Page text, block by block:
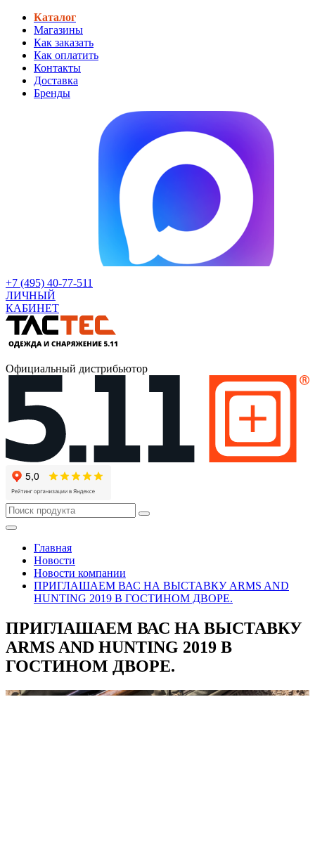
Каталог
Магазины
Как заказать
Как оплатить
Контакты
Доставка
Бренды
+7 (495) 40-77-511
ЛИЧНЫЙ
КАБИНЕТ
Официальный дистрибьютор
Главная
Новости
Новости компании
ПРИГЛАШАЕМ ВАС НА ВЫСТАВКУ ARMS AND
HUNTING 2019 В ГОСТИНОМ ДВОРЕ.
ПРИГЛАШАЕМ ВАС НА ВЫСТАВКУ
ARMS AND HUNTING 2019 В
ГОСТИНОМ ДВОРЕ.